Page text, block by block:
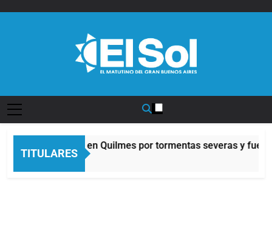
TITULARES
Alerta naranja en Quilmes por tormentas severas y
2 Horas Atrás